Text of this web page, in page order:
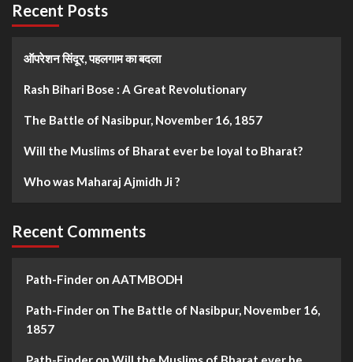
Recent Posts
ऑपरेशन सिंदूर, पहलगाम का बदला
Rash Bihari Bose : A Great Revolutionary
The Battle of Nasibpur, November 16, 1857
Will the Muslims of Bharat ever be loyal to Bharat?
Who was Maharaj Ajmidh Ji ?
Recent Comments
Path-Finder on AATMBODH
Path-Finder on The Battle of Nasibpur, November 16,
1857